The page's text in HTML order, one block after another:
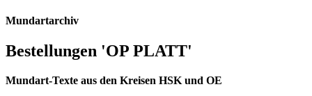
Mundartarchiv
Bestellungen 'OP PLATT'
Mundart-Texte aus den Kreisen HSK und OE